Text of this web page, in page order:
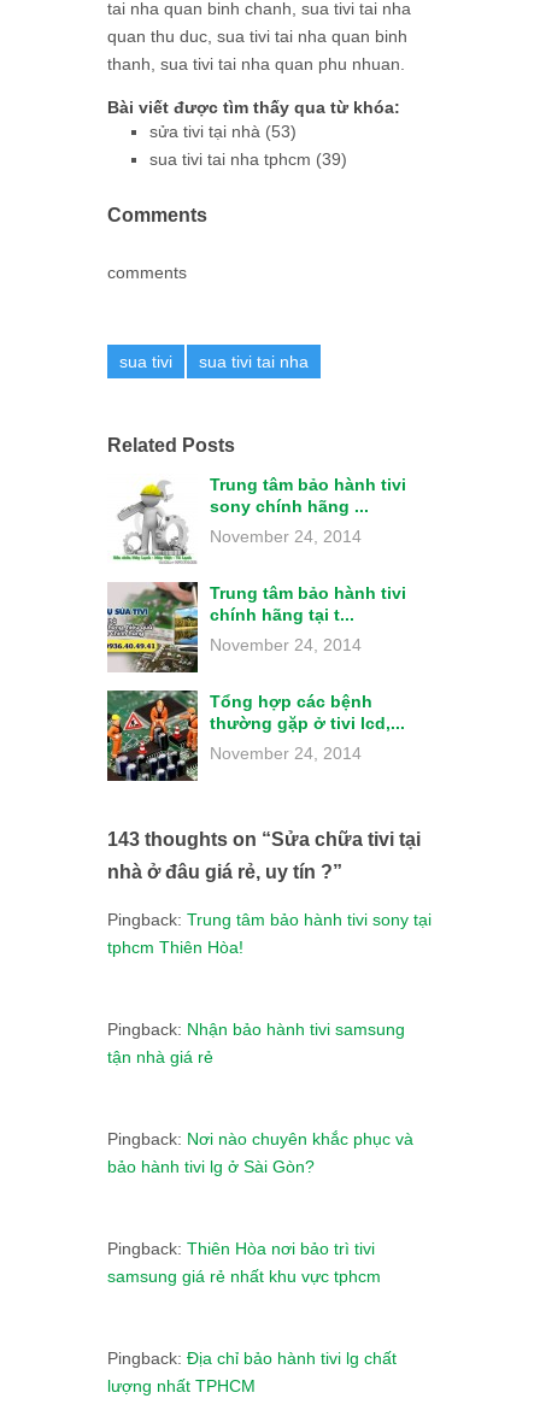
tai nha quan binh chanh, sua tivi tai nha
quan thu duc, sua tivi tai nha quan binh
thanh, sua tivi tai nha quan phu nhuan.
Bài viết được tìm thấy qua từ khóa:
sửa tivi tại nhà (53)
sua tivi tai nha tphcm (39)
Comments
comments
sua tivi sua tivi tai nha
Related Posts
Trung tâm bảo hành tivi
sony chính hãng ...
November 24, 2014
Trung tâm bảo hành tivi
chính hãng tại t...
November 24, 2014
Tổng hợp các bệnh
thường gặp ở tivi lcd,...
November 24, 2014
143 thoughts on “Sửa chữa tivi tại
nhà ở đâu giá rẻ, uy tín ?”
Pingback: Trung tâm bảo hành tivi sony tại
tphcm Thiên Hòa!
Pingback: Nhận bảo hành tivi samsung
tận nhà giá rẻ
Pingback: Nơi nào chuyên khắc phục và
bảo hành tivi lg ở Sài Gòn?
Pingback: Thiên Hòa nơi bảo trì tivi
samsung giá rẻ nhất khu vực tphcm
Pingback: Địa chỉ bảo hành tivi lg chất
lượng nhất TPHCM